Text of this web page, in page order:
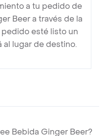
a tu pedido de
Beer a través de la
esté listo un
al lugar de destino.
Bebida Ginger Beer?